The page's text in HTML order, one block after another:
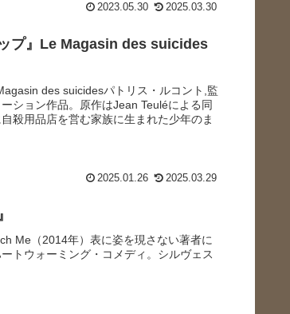
2023.05.30 2025.03.30
ップ』Le Magasin des suicides
des suicidesパトリス・ルコント,監
ション作品。原作はJean Teuléによる同
殺用品店を営む家族に生まれた少年のま
2025.01.26 2025.03.29
Me（2014年）表に姿を現さない著者に
トウォーミング・コメディ。シルヴェス